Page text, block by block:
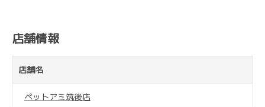
店舗情報
店舗名
ペットアミ筑後店